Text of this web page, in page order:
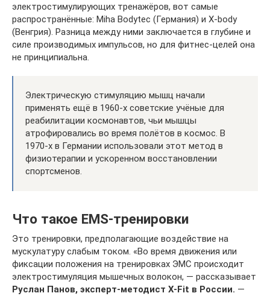
электростимулирующих тренажёров, вот самые
распространённые: Miha Bodytec (Германия) и X-body
(Венгрия). Разница между ними заключается в глубине и
силе производимых импульсов, но для фитнес-целей она
не принципиальна.
Электрическую стимуляцию мышц начали
применять ещё в 1960-х советские учёные для
реабилитации космонавтов, чьи мышцы
атрофировались во время полётов в космос. В
1970-х в Германии использовали этот метод в
физиотерапии и ускоренном восстановлении
спортсменов.
Что такое EMS-тренировки
Это тренировки, предполагающие воздействие на
мускулатуру слабым током. «Во время движения или
фиксации положения на тренировках ЭМС происходит
электростимуляция мышечных волокон, — рассказывает
Руслан Панов, эксперт-методист X-Fit в России. —